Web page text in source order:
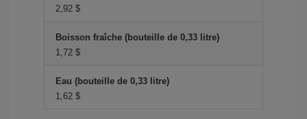
2,92 $
Boisson fraîche (bouteille de 0,33 litre)
1,72 $
Eau (bouteille de 0,33 litre)
1,62 $